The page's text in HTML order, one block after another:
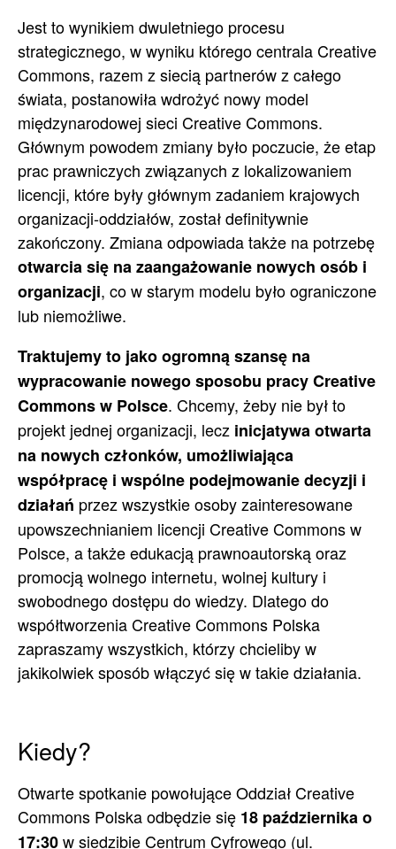
Jest to wynikiem dwuletniego procesu
strategicznego, w wyniku którego centrala Creative
Commons, razem z siecią partnerów z całego
świata, postanowiła wdrożyć nowy model
międzynarodowej sieci Creative Commons.
Głównym powodem zmiany było poczucie, że etap
prac prawniczych związanych z lokalizowaniem
licencji, które były głównym zadaniem krajowych
organizacji-oddziałów, został definitywnie
zakończony. Zmiana odpowiada także na potrzebę
otwarcia się na zaangażowanie nowych osób i
organizacji, co w starym modelu było ograniczone
lub niemożliwe.
Traktujemy to jako ogromną szansę na
wypracowanie nowego sposobu pracy Creative
Commons w Polsce. Chcemy, żeby nie był to
projekt jednej organizacji, lecz inicjatywa otwarta
na nowych członków, umożliwiająca
współpracę i wspólne podejmowanie decyzji i
działań przez wszystkie osoby zainteresowane
upowszechnianiem licencji Creative Commons w
Polsce, a także edukacją prawnoautorską oraz
promocją wolnego internetu, wolnej kultury i
swobodnego dostępu do wiedzy. Dlatego do
współtworzenia Creative Commons Polska
zapraszamy wszystkich, którzy chcieliby w
jakikolwiek sposób włączyć się w takie działania.
Kiedy?
Otwarte spotkanie powołujące Oddział Creative
Commons Polska odbędzie się 18 października o
17:30w siedzibie Centrum Cyfrowego (ul.